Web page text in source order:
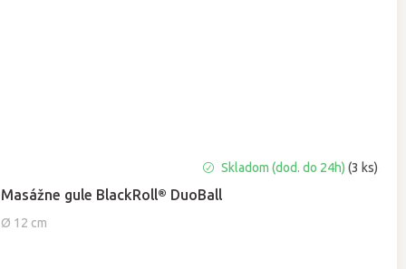
Masážne gule BlackRoll® DuoBall
Ø 12 cm
hodnotenie
produktu
je
Skladom (dod. do 24h)(3 ks)